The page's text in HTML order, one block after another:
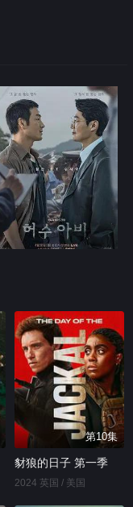
第10集
豺狼的日子 第一季
2024 英国 / 美国